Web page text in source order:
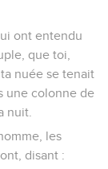
ont entendu
que toi,
nuée se tenait
une colonne de
nuit.
les
disant :